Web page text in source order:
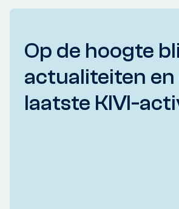
Op de hoogte
actualiteiten
laatste KIVI-